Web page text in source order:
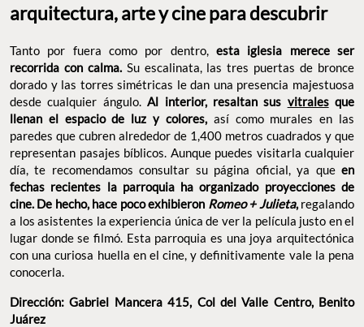
arquitectura, arte y cine para descubrir
Tanto por fuera como por dentro, esta iglesia merece ser
recorrida con calma. Su escalinata, las tres puertas de bronce
dorado y las torres simétricas le dan una presencia majestuosa
desde cualquier ángulo.Al interior, resaltan sus vitralesque
llenan el espacio de luz y colores,así como murales en las
paredes que cubren alrededor de 1,400 metros cuadrados y que
representan pasajes bíblicos. Aunque puedes visitarla cualquier
día, te recomendamos consultar su página oficial, ya que en
fechas recientes la parroquia ha organizado proyecciones de
cine. De hecho, hace poco exhibieron Romeo + Julieta,regalando
a los asistentes la experiencia única de ver la película justo en el
lugar donde se filmó. Esta parroquia es una joya arquitectónica
con una curiosa huella en el cine, y definitivamente vale la pena
conocerla.
Dirección: Gabriel Mancera 415, Col del Valle Centro, Benito
Juárez